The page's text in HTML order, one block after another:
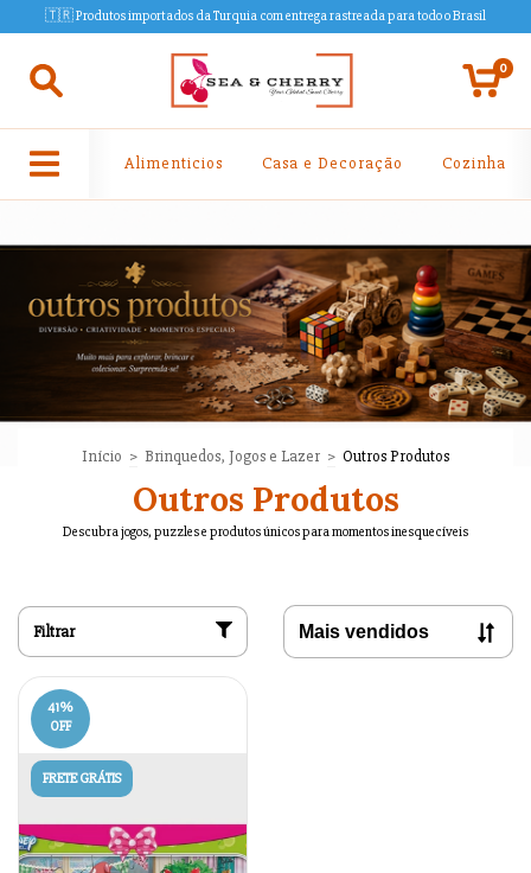
🇹🇷 Produtos importados da Turquia com entrega rastreada para todo o Brasil
0
Alimenticios Casa e Decoração Cozinha
Início > Brinquedos, Jogos e Lazer > Outros Produtos
Outros Produtos
Descubra jogos, puzzles e produtos únicos para momentos inesquecíveis
Filtrar
41%
OFF
FRETE GRÁTIS